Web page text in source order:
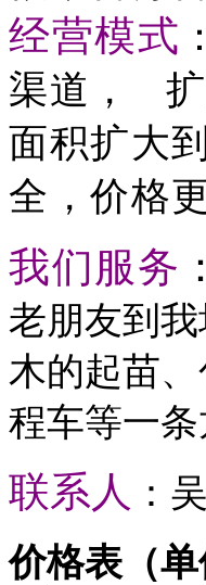
经营模式
渠道，
面积扩大
全，价格
我们服务
老朋友到
木的起苗
程车等一条
联系人 ：
价格表（单